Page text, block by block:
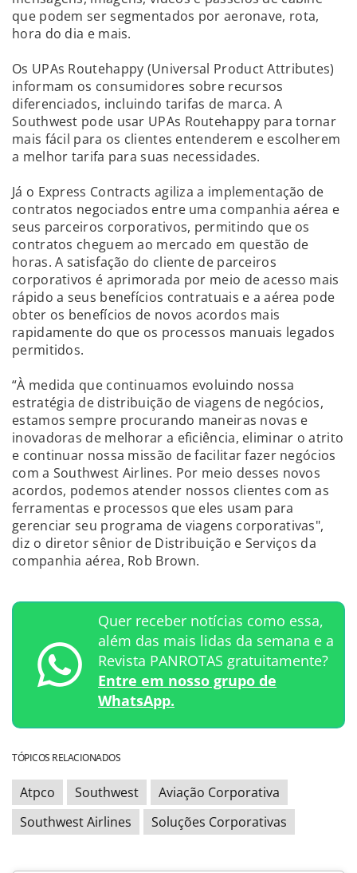
que podem ser segmentados por aeronave, rota,
hora do dia e mais.
Os UPAs Routehappy (Universal Product Attributes)
informam os consumidores sobre recursos
diferenciados, incluindo tarifas de marca. A
Southwest pode usar UPAs Routehappy para tornar
mais fácil para os clientes entenderem e escolherem
a melhor tarifa para suas necessidades.
Já o Express Contracts agiliza a implementação de
contratos negociados entre uma companhia aérea e
seus parceiros corporativos, permitindo que os
contratos cheguem ao mercado em questão de
horas. A satisfação do cliente de parceiros
corporativos é aprimorada por meio de acesso mais
rápido a seus benefícios contratuais e a aérea pode
obter os benefícios de novos acordos mais
rapidamente do que os processos manuais legados
permitidos.
“À medida que continuamos evoluindo nossa
estratégia de distribuição de viagens de negócios,
estamos sempre procurando maneiras novas e
inovadoras de melhorar a eficiência, eliminar o atrito
e continuar nossa missão de facilitar fazer negócios
com a Southwest Airlines. Por meio desses novos
acordos, podemos atender nossos clientes com as
ferramentas e processos que eles usam para
gerenciar seu programa de viagens corporativas",
diz o diretor sênior de Distribuição e Serviços da
companhia aérea, Rob Brown.
Quer receber notícias como essa,
além das mais lidas da semana e a
Revista PANROTAS gratuitamente?
Entre em nosso grupo de
WhatsApp.
TÓPICOS RELACIONADOS
Atpco Southwest
Aviação Corporativa
Southwest Airlines
Soluções Corporativas